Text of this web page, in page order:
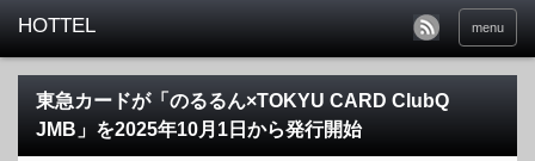
menu
東急カードが「のるるん×TOKYU CARD ClubQ
JMB」を2025年10月1日から発行開始